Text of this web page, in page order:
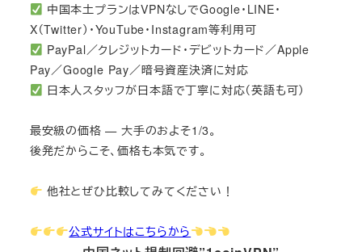
中国本土プランはVPNなしでGoogle・LINE・
X（Twitter）・YouTube・Instagram等利用可
PayPal／クレジットカード・デビットカード／Apple
Pay／Google Pay／暗号資産決済に対応
日本人スタッフが日本語で丁寧に対応（英語も可）
最安級の価格 — 大手のおよそ1/3。
後発だからこそ、価格も本気です。
他社とぜひ比較してみてください！
公式サイトはこちらから